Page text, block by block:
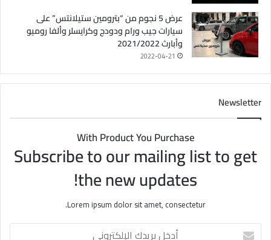
عرض 5 نجوم من “بترومين ستيلانتس” على
سيارات جيب ورام ودودج وكرايسلر وألفا روميو
وأبارث 2021/2022
2022-04-21
Newsletter
With Product You Purchase
Subscribe to our mailing list to get
the new updates!
Lorem ipsum dolor sit amet, consectetur.